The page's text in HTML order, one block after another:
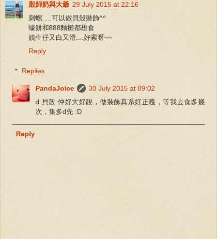
殷師奶與大爺 29 July 2015 at 22:16
刺螺.....可以做貝殼裝飾^^
蠔餅和888麵攤都想食
姨生仔又白又滑....好索呀~~
Reply
Replies
PandaJoice
30 July 2015 at 09:02
d 貝殼 仲好大好靚，做裝飾真系好正嘎，等我去食多幾
次，集多d先 :D
Reply